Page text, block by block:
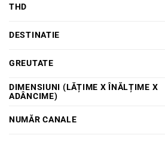
THD
DESTINATIE
GREUTATE
DIMENSIUNI (LĂȚIME X ÎNĂLȚIME X
ADÂNCIME)
NUMĂR CANALE